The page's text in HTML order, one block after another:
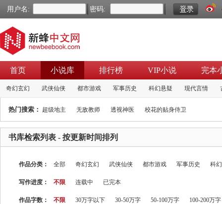
用户名: 密码:
首页 小说库 排行榜 VIP小说 完本
奇幻玄幻 武侠仙侠 都市游戏 军事历史 科幻悬疑 现代言情
热门搜索： 超级地主 无敌教师 透视神医 校花的贴身侍卫
书库检索列表 - 按更新时间排列
作品分类： 全部 奇幻玄幻 武侠仙侠 都市游戏 军事历史 科
写作进度： 不限 连载中 已完本
作品字数： 不限 30万字以下 30-50万字 50-100万字 100-200万字